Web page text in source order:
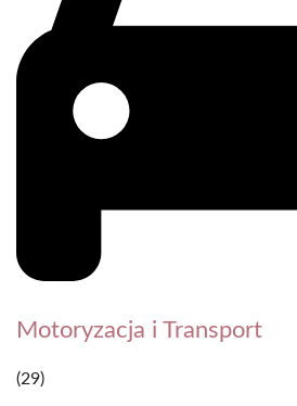
Motoryzacja i Transport
(29)